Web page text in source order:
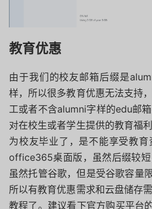
教育优惠
由于我们的校友邮箱后缀是
样，所以很多教育优惠无法支持
工或者不含alumni字样的edu邮
对在校生或者学生提供的教育福
为校友毕业了，是不能享受教
office365桌面版，虽然后缀较短
虽然托管谷歌，但是受谷歌容量
所以有教育优惠需求和云盘储存
教程了。建议看下官方购买平台